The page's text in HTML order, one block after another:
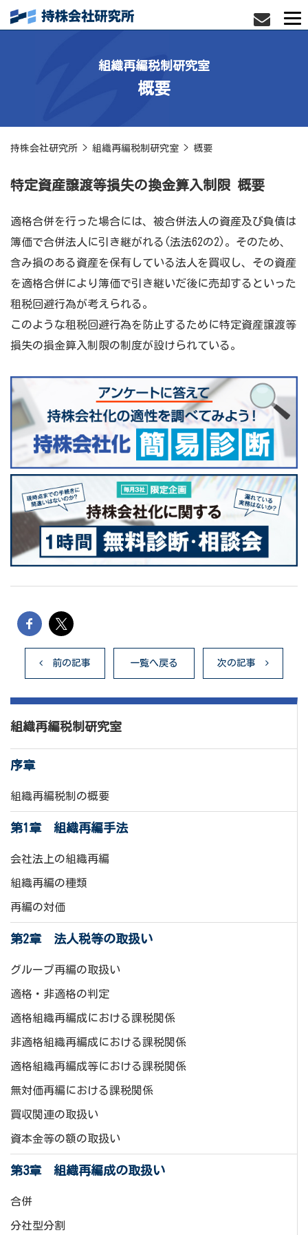
組織再編税制研究室
概要
持株会社研究所 > 組織再編税制研究室 > 概要
特定資産譲渡等損失の換金算入制限 概要
適格合併を行った場合には、被合併法人の資産及び負債は
簿価で合併法人に引き継がれる(法法62の2)。そのため、
含み損のある資産を保有している法人を買収し、その資産
を適格合併により簿価で引き継いだ後に売却するといった
租税回避行為が考えられる。
このような租税回避行為を防止するために特定資産譲渡等
損失の損金算入制限の制度が設けられている。
前の記事 一覧へ戻る 次の記事
組織再編税制研究室
序章
組織再編税制の概要
第1章 組織再編手法
会社法上の組織再編
組織再編の種類
再編の対価
第2章 法人税等の取扱い
グループ再編の取扱い
適格・非適格の判定
適格組織再編成における課税関係
非適格組織再編成における課税関係
適格組織再編成等における課税関係
無対価再編における課税関係
買収関連の取扱い
資本金等の額の取扱い
第3章 組織再編成の取扱い
合併
分社型分割